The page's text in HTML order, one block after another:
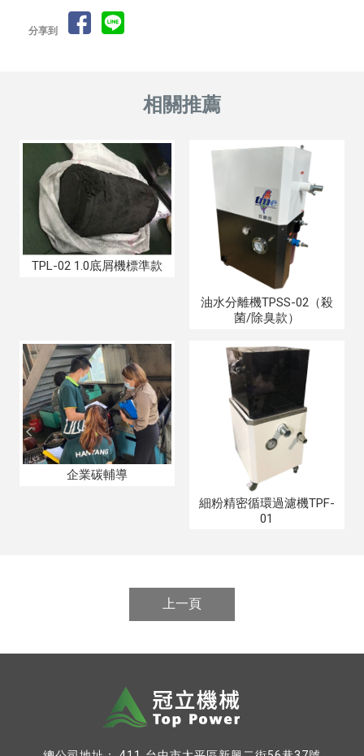
分享到
TPL-02 1.0底屑機標準款
油水分離機TPSS-02（殺
菌/除臭款）
企業碳輔導
細粉精密循環過濾機TPF-
01
上一頁